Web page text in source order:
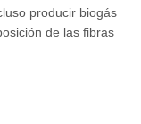
producir biogás
de las fibras